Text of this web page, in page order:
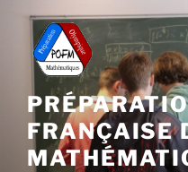
contenu
principal
FRANÇAISE